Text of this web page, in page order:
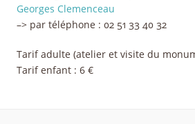
Georges Clemenceau
–> par téléphone : 02 51 33 40 32
Tarif adulte (atelier et visite du
Tarif enfant : 6 €